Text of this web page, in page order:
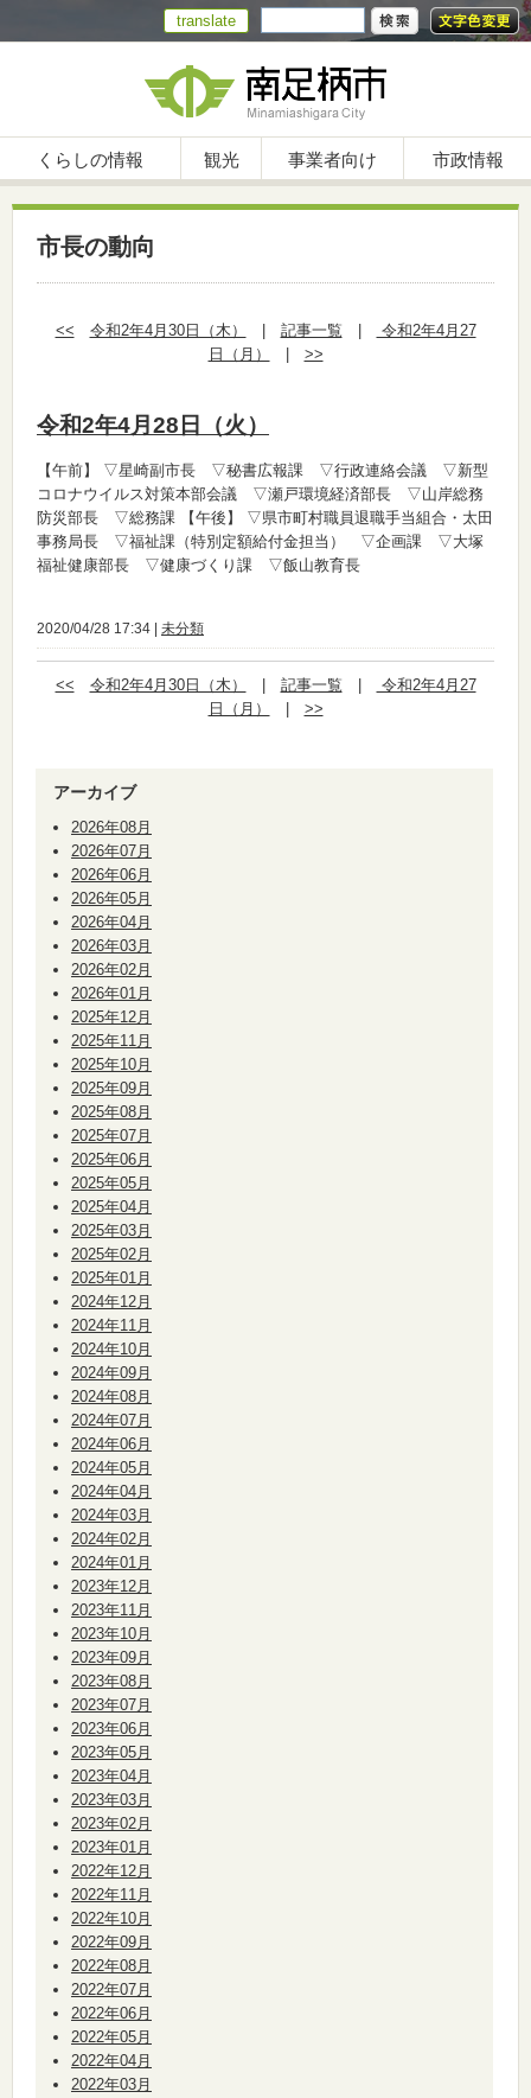
translate
くらしの情報 観光 事業者向け 市政情報
市長の動向
<< 令和2年4月30日（木） 記事一覧
令和2年4月27
日（月）
>>
令和2年4月28日（火）
【午前】
▽星崎副市長 ▽秘書広報課 ▽行政連絡会議 ▽新型
コロナウイルス対策本部会議 ▽瀬戸環境経済部長 ▽山岸総務
防災部長 ▽総務課 【午後】
▽県市町村職員退職手当組合・太田
事務局長 ▽福祉課（特別定額給付金担当） ▽企画課 ▽大塚
福祉健康部長 ▽健康づくり課 ▽飯山教育長
2020/04/28 17:34 | 未分類
<< 令和2年4月30日（木） 記事一覧
令和2年4月27
日（月）
>>
アーカイブ
2026年08月
2026年07月
2026年06月
2026年05月
2026年04月
2026年03月
2026年02月
2026年01月
2025年12月
2025年11月
2025年10月
2025年09月
2025年08月
2025年07月
2025年06月
2025年05月
2025年04月
2025年03月
2025年02月
2025年01月
2024年12月
2024年11月
2024年10月
2024年09月
2024年08月
2024年07月
2024年06月
2024年05月
2024年04月
2024年03月
2024年02月
2024年01月
2023年12月
2023年11月
2023年10月
2023年09月
2023年08月
2023年07月
2023年06月
2023年05月
2023年04月
2023年03月
2023年02月
2023年01月
2022年12月
2022年11月
2022年10月
2022年09月
2022年08月
2022年07月
2022年06月
2022年05月
2022年04月
2022年03月